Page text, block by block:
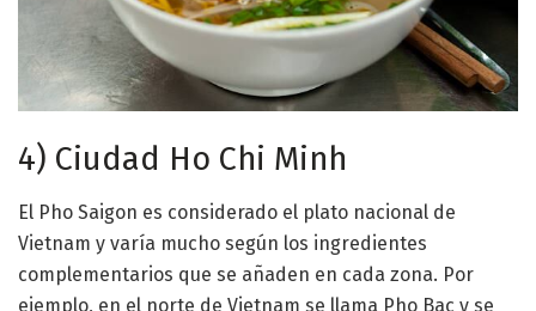
4) Ciudad Ho Chi Minh
El Pho Saigon es considerado el plato nacional de
Vietnam y varía mucho según los ingredientes
complementarios que se añaden en cada zona. Por
ejemplo, en el norte de Vietnam se llama Pho Bac y se